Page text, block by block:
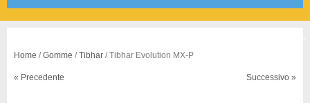
Home /Gomme /Tibhar / Tibhar Evolution MX-P
« Precedente Successivo »